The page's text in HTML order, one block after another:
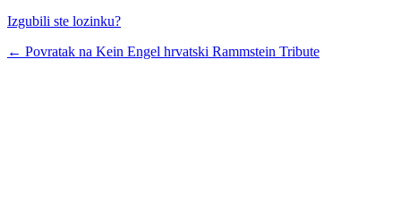
Izgubili ste lozinku?
← Povratak na Kein Engel hrvatski Rammstein Tribute